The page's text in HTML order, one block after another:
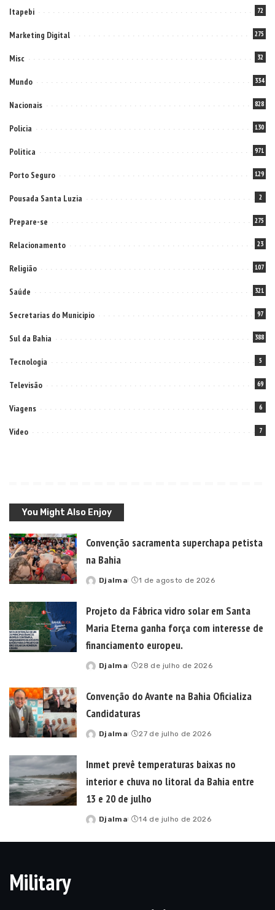
Itapebi 72
Marketing Digital 275
Misc 32
Mundo 334
Nacionais 828
Policia 130
Politica 971
Porto Seguro 129
Pousada Santa Luzia 2
Prepare-se 275
Relacionamento 23
Religião 107
Saúde 321
Secretarias do Municipio 97
Sul da Bahia 388
Tecnologia 5
Televisão 69
Viagens 6
Video 7
You Might Also Enjoy
Convenção sacramenta superchapa petista
na Bahia
Posted
Djalma 1 de agosto de 2026
Projeto da Fábrica vidro solar em Santa
Maria Eterna ganha força com interesse de
financiamento europeu.
Posted
Djalma 28 de julho de 2026
Convenção do Avante na Bahia Oficializa
Candidaturas
Posted
Djalma 27 de julho de 2026
Inmet prevê temperaturas baixas no
interior e chuva no litoral da Bahia entre
13 e 20 de julho
Posted
Djalma 14 de julho de 2026
Military